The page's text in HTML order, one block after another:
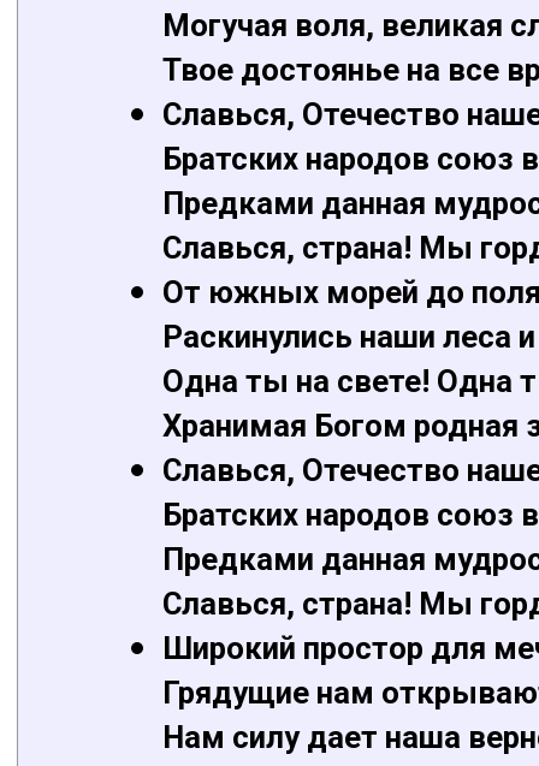
Могучая воля, великая
Твое достоянье на все
Славься, Отечество
Братских народов союз
Предками данная
Славься, страна! Мы
От южных морей до
Раскинулись наши леса
Одна ты на свете! Одна
Хранимая Богом родная
Славься, Отечество
Братских народов союз
Предками данная
Славься, страна! Мы
Широкий простор для
Грядущие нам
Нам силу дает наша